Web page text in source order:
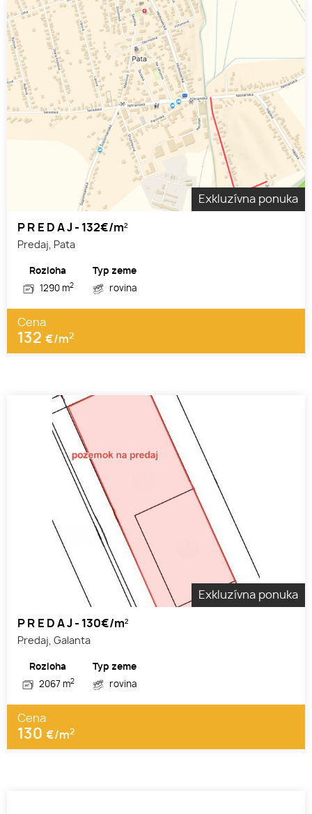
Exkluzívna ponuka
P R E D A J - 132€/m²
Predaj, Pata
Rozloha
1290 m2
Typ zeme
rovina
Cena
132 €/m2
Exkluzívna ponuka
P R E D A J - 130€/m²
Predaj, Galanta
Rozloha
2067 m2
Typ zeme
rovina
Cena
130 €/m2